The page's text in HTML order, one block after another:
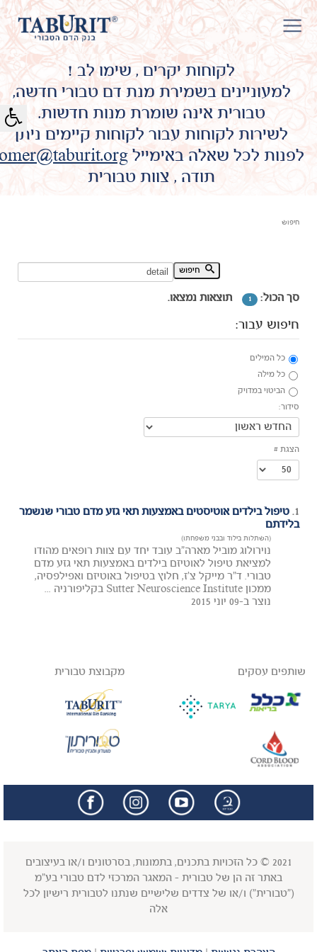
לקוחות יקרים , שימו לב !
למעוניינים בשמירת מנת דם טבורי חדשה,
טבורית אינה שומרת מנות חדשות.
לשירות לקוחות עבור לקוחות קיימים ניתן
לפנות לכל שאלה באימייל
תודה , צוות טבורית
חיפוש
חיפוש מילת מפתח:
סך הכול: 1 תוצאות נמצאו.
חיפוש עבור:
כל המילים
כל מילה
הביטוי במדויק
סידור:
הצגת #
1. טיפול בילדים אוטיסטים באמצעות תאי גזע מדם טבורי שנשמר
בלידתם
(השתלות בילוד ובבני משפחתו)
נוירולוג מוביל מארה"ב עובד יחד עם צוות רופאים מהודו
למציאת טיפול לאוטיזם בילדים באמצעות תאי גזע מדם
טבורי. ד"ר מייקל צ'ז, חלוץ בטיפול באוטיזם ואפילפסיה,
ממכון Sutter Neuroscience Institute בקליפורניה ...
נוצר ב-09 יוני 2015
שותפים עסקים מקבוצת טבורית
2021 © כל הזכויות בתכנים, בתמונות, בסרטונים ו/או בעיצובים
באתר זה הן של טבורית - המאגר המרכזי לדם טבורי בע"מ
("טבורית") ו/או של צדדים שלישיים שנתנו לטבורית רישיון לכל
אלה